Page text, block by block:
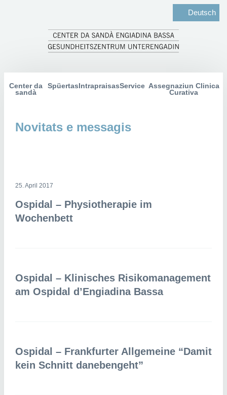
Deutsch
Center da
sandà
Spüertas IntrapraisasService Assegnaziun Clinica
Curativa
Novitats e messagis
25. April 2017
Ospidal – Physiotherapie im
Wochenbett
Ospidal – Klinisches Risikomanagement
am Ospidal d’Engiadina Bassa
Ospidal – Frankfurter Allgemeine “Damit
kein Schnitt danebengeht”